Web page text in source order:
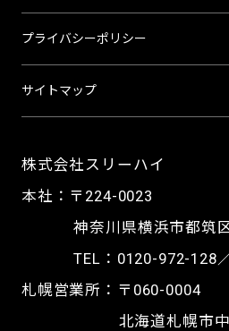
株式会社スリーハイ
本社：〒224-0023
神奈川県横浜市都筑
TEL： 0120-972-128
札幌営業所：〒060-0004
北海道札幌市
プライバシーポリシー
サイトマップ